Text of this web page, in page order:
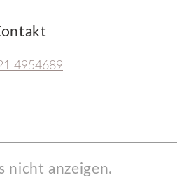
4954689
nicht anzeigen.